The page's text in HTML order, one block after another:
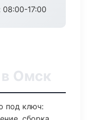
17:00
в Омск
под ключ: